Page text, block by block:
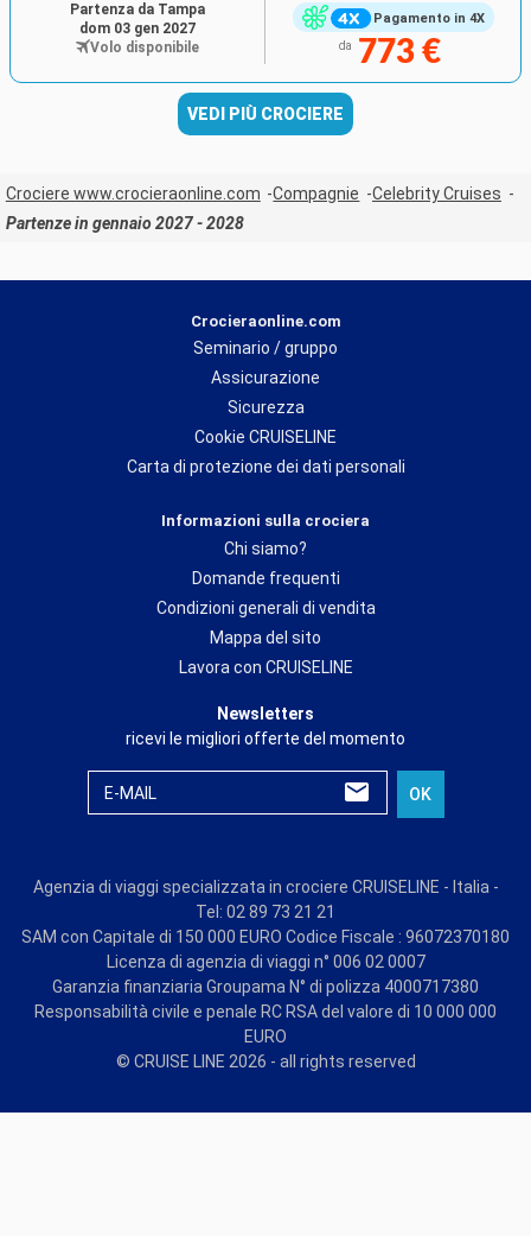
Pagamento in 4X
da 773 €
Partenza da Tampa
dom 03 gen 2027
Volo disponibile
VEDI PIÙ CROCIERE
Crociere www.crocieraonline.com Compagnie
Celebrity Cruises
Partenze in gennaio 2027 - 2028
Crocieraonline.com
Seminario / gruppo
Assicurazione
Sicurezza
Cookie CRUISELINE
Carta di protezione dei dati personali
Informazioni sulla crociera
Chi siamo?
Domande frequenti
Condizioni generali di vendita
Mappa del sito
Lavora con CRUISELINE
Newsletters
ricevi le migliori offerte del momento
E-MAIL OK
Agenzia di viaggi specializzata in crociere CRUISELINE - Italia -
Tel: 02 89 73 21 21
SAM con Capitale di 150 000 EURO Codice Fiscale : 96072370180
Licenza di agenzia di viaggi n° 006 02 0007
Garanzia finanziaria Groupama N° di polizza 4000717380
Responsabilità civile e penale RC RSA del valore di 10 000 000
EURO
© CRUISE LINE 2026 - all rights reserved